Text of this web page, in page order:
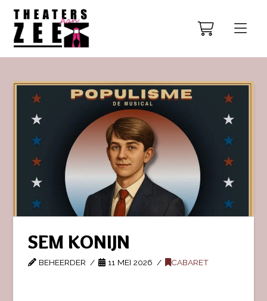
SEM KONIJN
BEHEERDER 11 MEI 2026 CABARET